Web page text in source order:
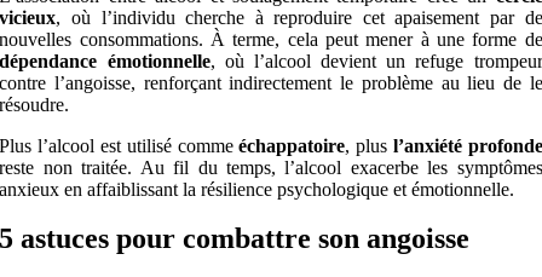
vicieux, où l’individu cherche à reproduire cet apaisement par de
nouvelles consommations. À terme, cela peut mener à une forme de
dépendance émotionnelle, où l’alcool devient un refuge trompeur
contre l’angoisse, renforçant indirectement le problème au lieu de le
résoudre.
Plus l’alcool est utilisé commeéchappatoire, plus l’anxiété profonde
reste non traitée. Au fil du temps, l’alcool exacerbe les symptômes
anxieux en affaiblissant la résilience psychologique et émotionnelle.
5 astuces pour combattre son angoisse